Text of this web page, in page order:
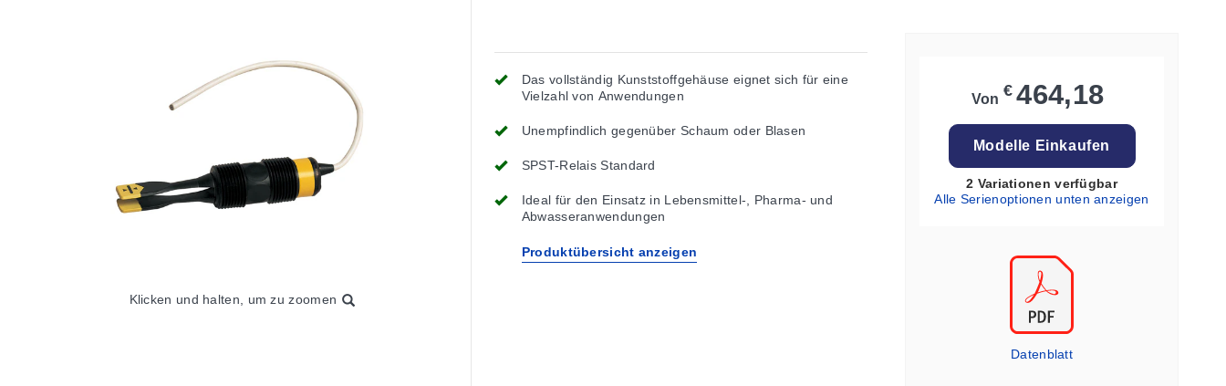
Klicken und halten, um zu zoomen
Das vollständig Kunststoffgehäuse eignet sich für eine
Vielzahl von Anwendungen
Unempfindlich gegenüber Schaum oder Blasen
SPST-Relais Standard
Ideal für den Einsatz in Lebensmittel-, Pharma- und
Abwasseranwendungen
Produktübersicht anzeigen
Von € 464,18
Modelle Einkaufen
2 Variationen verfügbar
Alle Serienoptionen unten anzeigen
Datenblatt